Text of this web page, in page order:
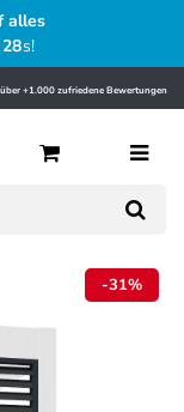
alles
27s!
über +1.000 zufriedene Bewertungen
-31%